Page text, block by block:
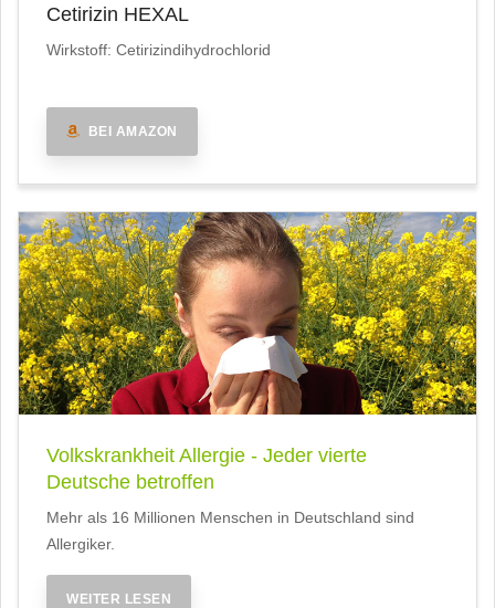
Cetirizin HEXAL
Wirkstoff: Cetirizindihydrochlorid
BEI AMAZON
Volkskrankheit Allergie - Jeder vierte
Deutsche betroffen
Mehr als 16 Millionen Menschen in Deutschland sind
Allergiker.
WEITER LESEN